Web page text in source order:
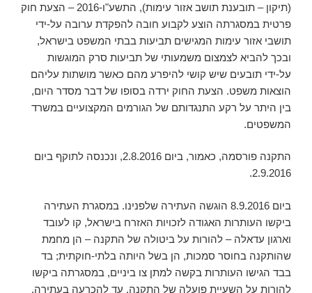
(תיקון – תובענת תושב אזור עימות), התשע"ו-2016 – הצעת חוק
פרטית במסגרתה הוצע לקבוע חובה להפקדת ערובה על-ידי
תושבי אזור עימות המגישים תביעות בבתי המשפט בישראל,
ובכך להביא לצמצום משמעותי של תביעות סרק המוגשות
על-ידי תובעים שיש קושי להיפרע מהם כאשר מושתות עליהם
הוצאות משפט. הצעת החוק ירדה בסופו של דבר מסדר היום,
בין היתר על רקע התנגדותם של הגורמים המקצועיים במשרד
המשפטים.
התקנה פורסמה, כאמור, ביום 2.8.2016, ונכנסה לתוקף ביום
2.9.2016.
ביום 8.9.2016 הוגשה העתירה שלפנינו. במסגרת העתירה
ביקשו העותרות האגודה לזכויות האזרח בישראל, קו לעובד
וארגון עדאלה – להורות על ביטולה של התקנה – הן מחמת
שהותקנה בחוסר סמכות, הן בשל היותה בלתי-חוקתית; בד
בבד הגישו העותרות בקשה למתן צו ביניים, במסגרתה ביקשו
להורות על השעיית פועלה של התקנה, עד להכרעה בעתירה.